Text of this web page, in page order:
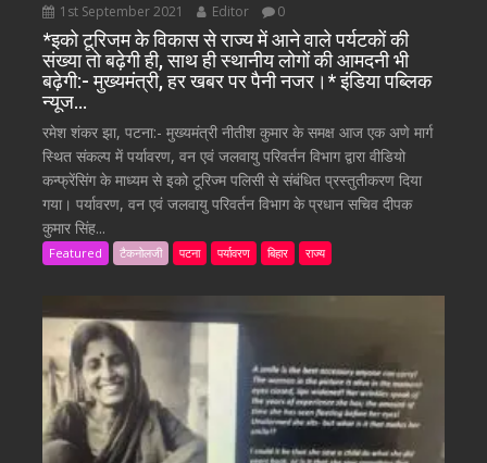
1st September 2021 Editor 0
*इको टूरिजम के विकास से राज्य में आने वाले पर्यटकों की
संख्या तो बढ़ेगी ही, साथ ही स्थानीय लोगों की आमदनी भी
बढ़ेगी:- मुख्यमंत्री, हर खबर पर पैनी नजर।* इंडिया पब्लिक
न्यूज…
रमेश शंकर झा, पटना:- मुख्यमंत्री नीतीश कुमार के समक्ष आज एक अणे मार्ग
स्थित संकल्प में पर्यावरण, वन एवं जलवायु परिवर्तन विभाग द्वारा वीडियो
कन्फ्रेंसिंग के माध्यम से इको टूरिज्म पलिसी से संबंधित प्रस्तुतीकरण दिया
गया। पर्यावरण, वन एवं जलवायु परिवर्तन विभाग के प्रधान सचिव दीपक
कुमार सिंह...
Featured टैकनोलजी पटना पर्यावरण बिहार राज्य